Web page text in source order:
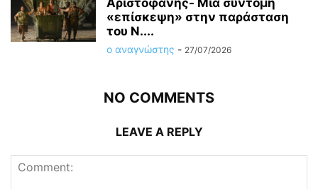
«επίσκεψη» στην παράσταση
του Ν....
ο αναγνώστης - 27/07/2026
NO COMMENTS
LEAVE A REPLY